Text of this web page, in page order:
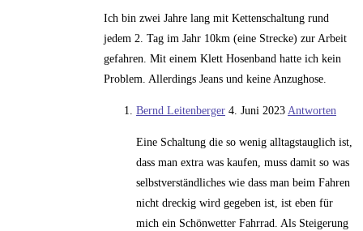
Ich bin zwei Jahre lang mit Kettenschaltung rund
jedem 2. Tag im Jahr 10km (eine Strecke) zur Arbeit
gefahren. Mit einem Klett Hosenband hatte ich kein
Problem. Allerdings Jeans und keine Anzughose.
Bernd Leitenberger 4. Juni 2023 Antworten
Eine Schaltung die so wenig alltagstauglich ist,
dass man extra was kaufen, muss damit so was
selbstverständliches wie dass man beim Fahren
nicht dreckig wird gegeben ist, ist eben für
mich ein Schönwetter Fahrrad. Als Steigerung